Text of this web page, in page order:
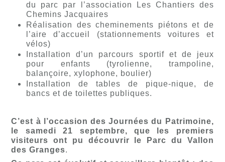
du parc par l’association Les Chantiers des
Chemins Jacquaires
Réalisation des cheminements piétons et de
l’aire d’accueil (stationnements voitures et
vélos)
Installation d’un parcours sportif et de jeux
pour enfants (tyrolienne, trampoline,
balançoire, xylophone, boulier)
Installation de tables de pique-nique, de
bancs et de toilettes publiques.
C’est à l’occasion des Journées du Patrimoine,
le samedi 21 septembre, que les premiers
visiteurs ont pu découvrir le Parc du Vallon
des Granges.